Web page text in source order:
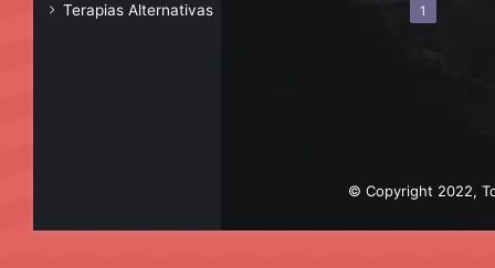
Terapias Alternativas 1
© Copyright 2022,